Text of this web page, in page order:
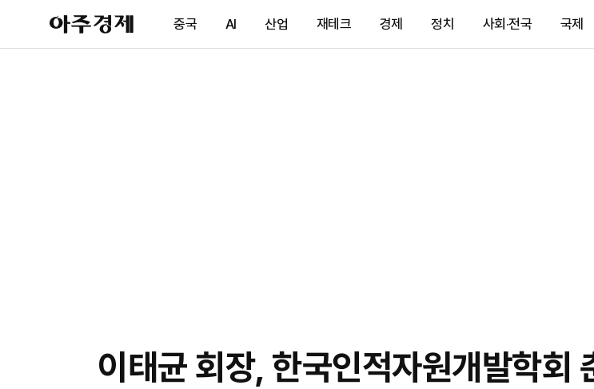
아
주
제
중국 AI 산업 재테크 경제 정치 사회·전국 국제
이태균 회장, 한국인적자원개발학회